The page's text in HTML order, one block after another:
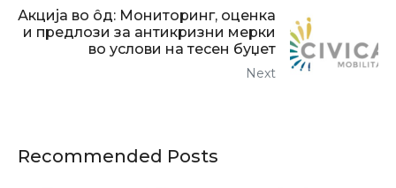
Акција во ôд: Мониторинг, оценка
и предлози за антикризни мерки
во услови на тесен буџет
Next
Recommended Posts